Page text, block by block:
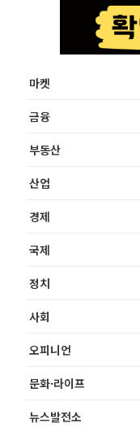
마켓
금융
부동산
산업
경제
국제
정치
사회
오피니언
문화·라이프
뉴스발전소